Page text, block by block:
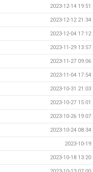
2023-12-14 19:51
2023-12-12 21:34
2023-12-04 17:12
2023-11-29 13:57
2023-11-27 09:06
2023-11-04 17:54
2023-10-31 21:03
2023-10-27 15:01
2023-10-26 19:07
2023-10-24 08:34
2023-10-19
2023-10-18 13:20